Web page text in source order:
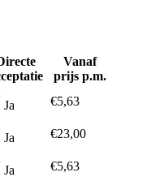
Vanaf
prijs p.m.
Ja €5,63
Ja €23,00
Ja €5,63